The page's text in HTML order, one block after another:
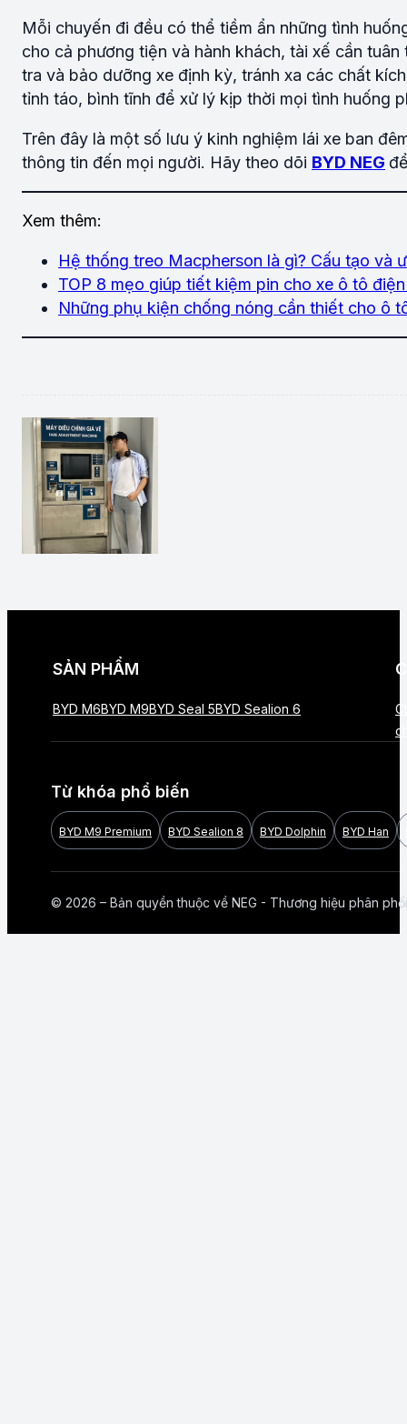
Mỗi chuyến đi đều có thể tiềm ẩn những tình
cho cả phương tiện và hành khách, tài xế cần
tra và bảo dưỡng xe định kỳ, tránh xa các chất
tỉnh táo, bình tĩnh để xử lý kịp thời mọi tình huống
Trên đây là một số lưu ý kinh nghiệm lái xe ban
thông tin đến mọi người. Hãy theo dõi BYD NEG
Xem thêm:
Hệ thống treo Macpherson là gì? Cấu tạo và
TOP 8 mẹo giúp tiết kiệm pin cho xe ô tô
Những phụ kiện chống nóng cần thiết cho ô
SẢN PHẨM
BYD M6BYD M9BYD Seal 5BYD Sealion 6
Từ khóa phổ biến
BYD M9 Premium BYD Sealion 8 BYD Dolphin BYD Han
© 2026 – Bản quyền thuộc về NEG - Thương hiệu phân